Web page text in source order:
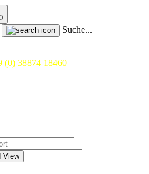
Suche...
(0) 38874 18460
View